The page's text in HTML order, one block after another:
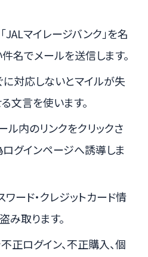
「JALマイレージバンク」を名
件名でメールを送信します。
ぐに対応しないとマイルが失
文言を使います。
ル内のリンクをクリックさ
ログインページへ誘導しま
ワード・クレジットカード情
み取ります。
正ログイン、不正購入、個